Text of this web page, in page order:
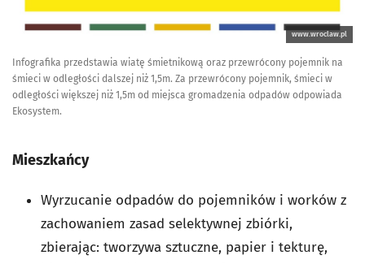
www.wroclaw.pl
Infografika przedstawia wiatę śmietnikową oraz przewrócony pojemnik na
śmieci w odległości dalszej niż 1,5m. Za przewrócony pojemnik, śmieci w
odległości większej niż 1,5m od miejsca gromadzenia odpadów odpowiada
Ekosystem.
Mieszkańcy
Wyrzucanie odpadów do pojemników i worków z
zachowaniem zasad selektywnej zbiórki,
zbierając: tworzywa sztuczne, papier i tekturę,